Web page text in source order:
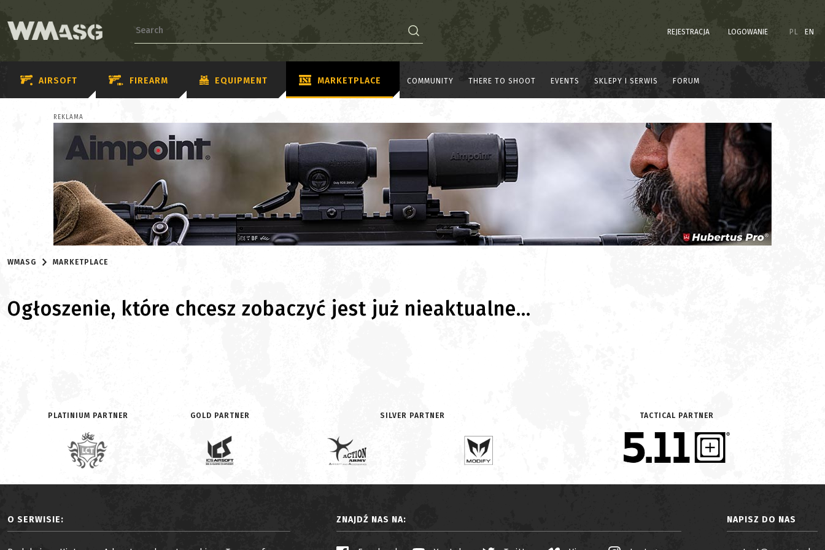
REJESTRACJA LOGOWANIE PL EN
AIRSOFT FIREARM EQUIPMENT MARKETPLACE COMMUNITY THERE TO SHOOT EVENTS SKLEPY I SERWIS FORUM
REKLAMA
WMASG MARKETPLACE
Ogłoszenie, które chcesz zobaczyć jest już nieaktualne...
PLATINIUM PARTNER GOLD PARTNER SILVER PARTNER TACTICAL PARTNER
O SERWISIE: ZNAJDŹ NAS NA: NAPISZ DO NAS